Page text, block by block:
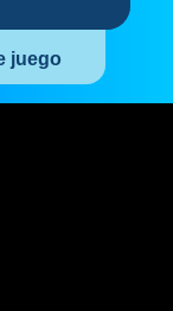
juego